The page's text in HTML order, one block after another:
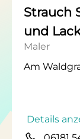
Strauch
und
Maler
Am
Details